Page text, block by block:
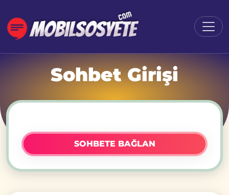
Sohbet Girişi
SOHBETE BAĞLAN